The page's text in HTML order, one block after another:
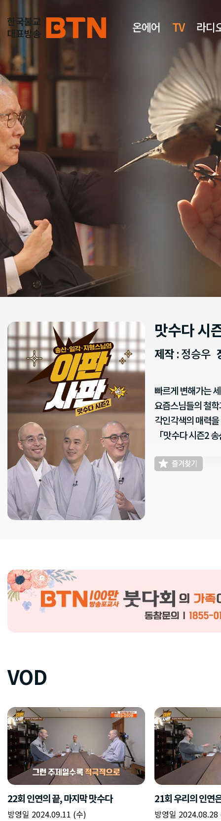
온에어 TV 라디
맛수다 시
제작: 정승우
빠르게 변해가는
요즘스님들의 철
각인각색의 매력
「맛수다 시즌2
VOD
22회 인연의 끝, 마지막 맛수다
방영일 2024.09.11 (수)
21회 우리의 인연
방영일 2024.08.28